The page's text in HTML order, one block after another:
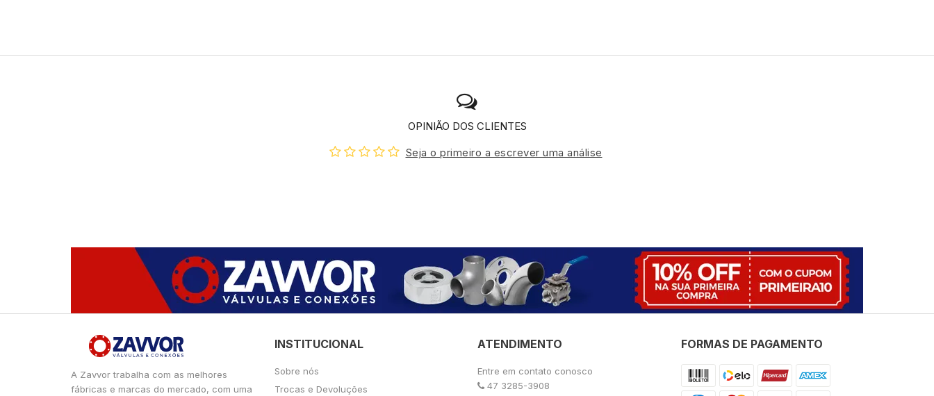
OPINIÃO DOS CLIENTES
Seja o primeiro a escrever uma análise
A Zavvor trabalha com as melhores
fábricas e marcas do mercado, com uma
INSTITUCIONAL
Sobre nós
Trocas e Devoluções
ATENDIMENTO
Entre em contato conosco
47 3285-3908
FORMAS DE PAGAMENTO